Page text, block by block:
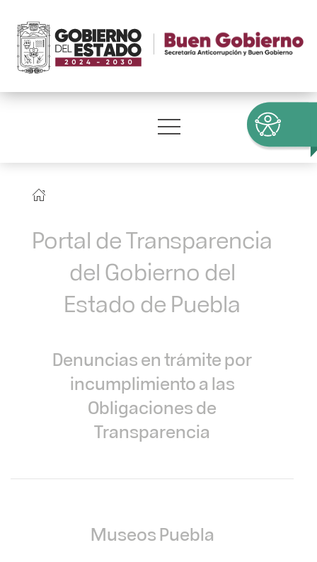
Portal de Transparencia
del Gobierno del
Estado de Puebla
Denuncias en trámite por
incumplimiento a las
Obligaciones de
Transparencia
Museos Puebla